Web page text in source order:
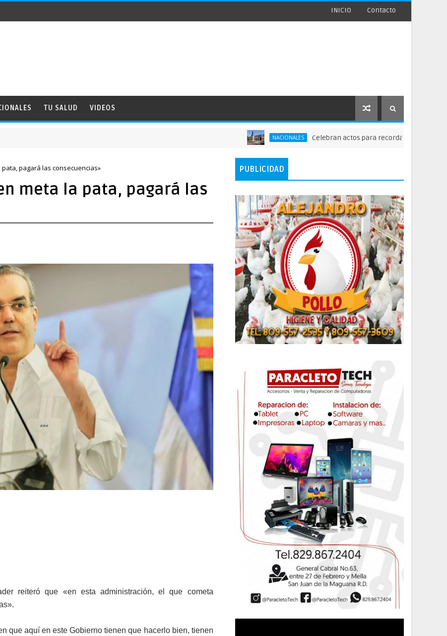
INICIO Contacto
TU SALUD VIDEOS
NACIONALES Celebran actos para recordar la fundación de
pagará las consecuencias»
meta la pata, pagará las
reiteró que «en esta administración, el que cometa
que aquí en este Gobierno tienen que hacerlo bien, tienen
PUBLICIDAD